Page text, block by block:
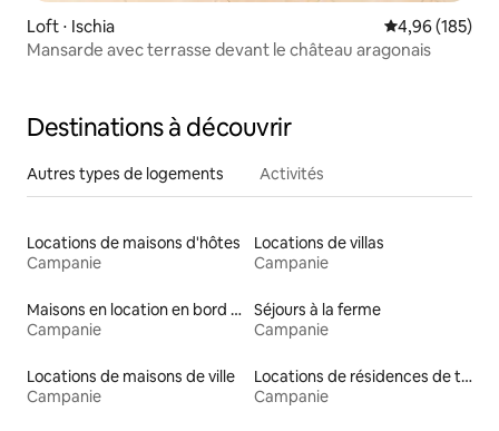
Loft ⋅ Ischia Évaluation
4,96 (185)
Mansarde avec terrasse devant le château aragonais
Destinations à découvrir
Autres types de logements Activités
Locations de maisons d'hôtes
Campanie
Locations de villas
Campanie
Maisons en location en bord de mer
Campanie
Séjours à la ferme
Campanie
Locations de maisons de ville
Campanie
Locations de résidences de tourisme
Campanie